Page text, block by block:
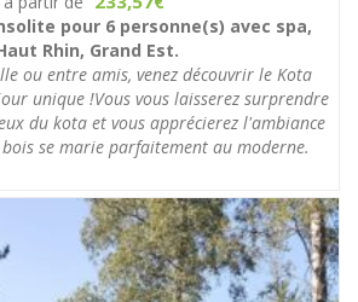
pour 6 personne(s) avec spa,
Rhin, Grand Est.
ou entre amis, venez découvrir le Kota
unique !Vous vous laisserez surprendre
du kota et vous apprécierez l'ambiance
se marie parfaitement au moderne.